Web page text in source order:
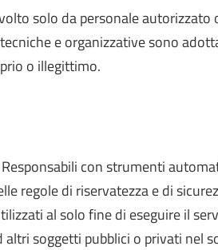
solo da personale
e organizzative sono
o illegittimo.
con strumenti
regole di riservatezza e di
al solo fine di eseguire il
soggetti pubblici o privati nel